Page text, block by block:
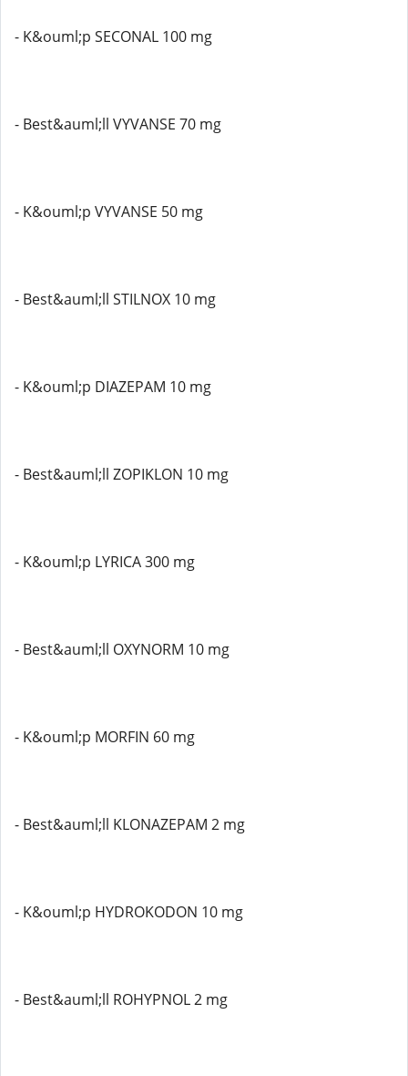
- K&ouml;p SECONAL 100 mg
- Best&auml;ll VYVANSE 70 mg
- K&ouml;p VYVANSE 50 mg
- Best&auml;ll STILNOX 10 mg
- K&ouml;p DIAZEPAM 10 mg
- Best&auml;ll ZOPIKLON 10 mg
- K&ouml;p LYRICA 300 mg
- Best&auml;ll OXYNORM 10 mg
- K&ouml;p MORFIN 60 mg
- Best&auml;ll KLONAZEPAM 2 mg
- K&ouml;p HYDROKODON 10 mg
- Best&auml;ll ROHYPNOL 2 mg